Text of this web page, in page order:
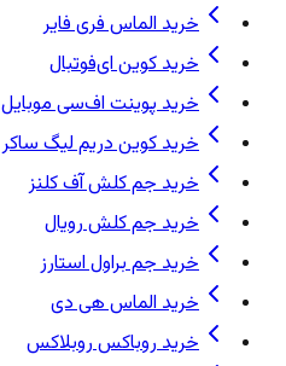
خرید الماس فری فایر
خرید کوین ای‌فوتبال
خرید پوینت اف‌سی موبایل
خرید کوین دریم لیگ ساکر
خرید جم کلش آف کلنز
خرید جم کلش رویال
خرید جم براول استارز
خرید الماس هی دی
خرید روباکس روبلاکس